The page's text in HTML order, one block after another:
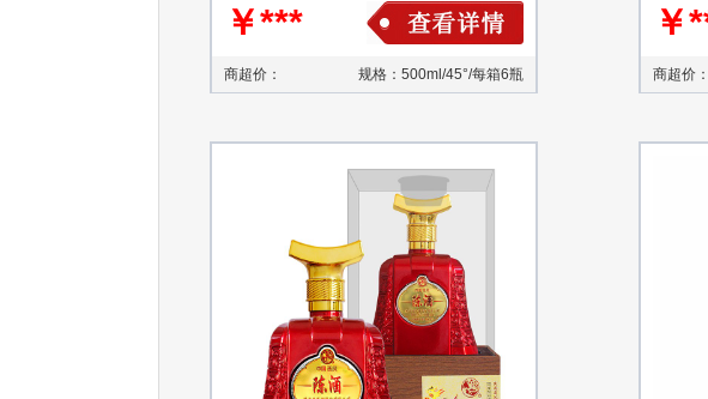
￥***
商超价： 规格：500ml/45°/每箱6瓶
￥
商超价：